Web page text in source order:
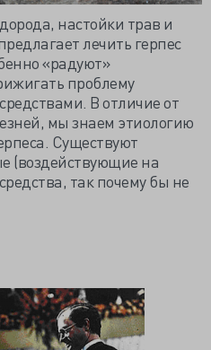
настойки трав и
лечить герпес
«радуют»
проблему
В отличие от
мы знаем этиологию
Существуют
(воздействующие на
так почему бы не